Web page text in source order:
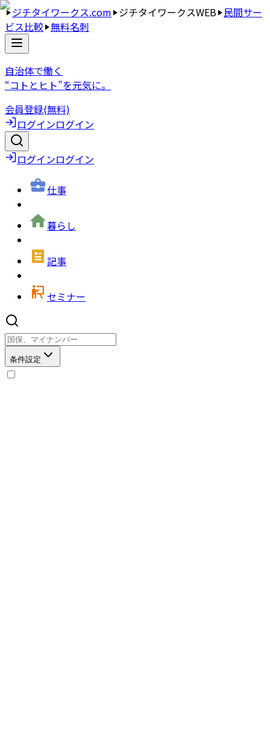
ジチタイワークス.com ジチタイワークスWEB 民間サー
ビス比較 無料名刺
自治体で働く
“コトとヒト”を元気に。
会員登録(無料)
ログインログイン
ログインログイン
仕事
暮らし
記事
セミナー
条件設定